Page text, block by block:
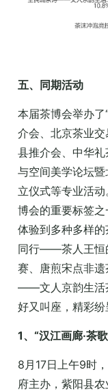
五、同期活动
本届茶博会举办了
介会、北京茶业
县推介会、中华
与空间美学论坛
立仪式等专业活
博会的重要标签
体验到多种多样
同行——茶人王恒
赛、唐煎宋点非
——文人京韵生活
好又叫座，精彩纷
1、“汉江画廊·茶
8月17日上午9时
府主办，紫阳县农